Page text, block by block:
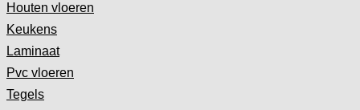
Houten vloeren
Keukens
Laminaat
Pvc vloeren
Tegels